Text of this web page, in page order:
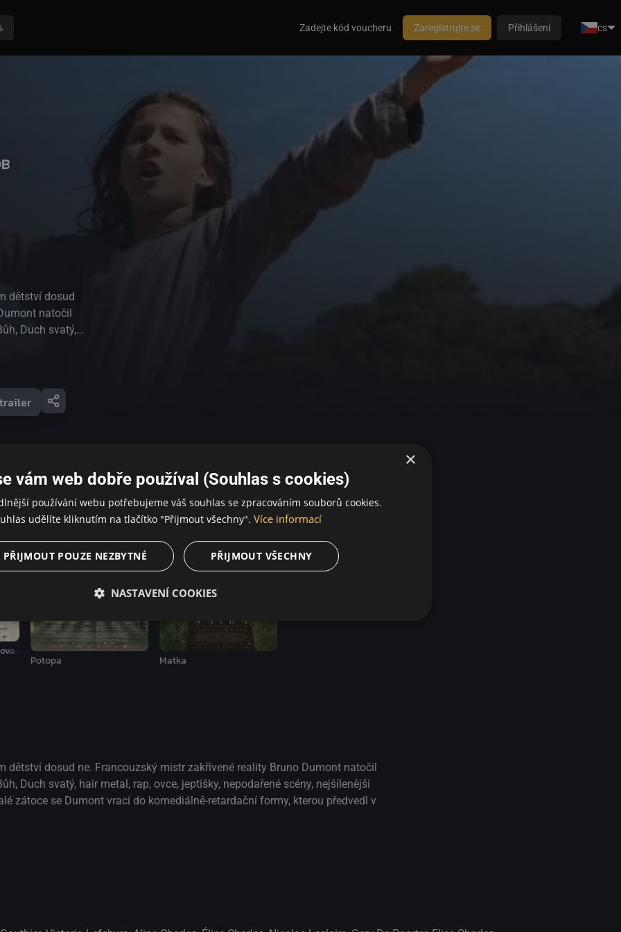
Zadejte kód voucheru Zaregistrujte se Přihlášení cs
dětství dosud
natočil
Duch svatý,
zátoce se
milenka
Potopa Matka
dětství dosud ne. Francouzský mistr zakřivené reality Bruno Dumont natočil
Duch svatý, hair metal, rap, ovce, jeptišky, nepodařené scény, nejšílenější
zátoce se Dumont vrací do komediálně-retardační formy, kterou předvedl v
×
vám web dobře používal (Souhlas s cookies)
používání webu potřebujeme váš souhlas se zpracováním souborů cookies.
udělíte kliknutím na tlačítko "Přijmout všechny". Více informací
PŘIJMOUT VŠECHNY
PŘIJMOUT POUZE NEZBYTNÉ
NASTAVENÍ COOKIES